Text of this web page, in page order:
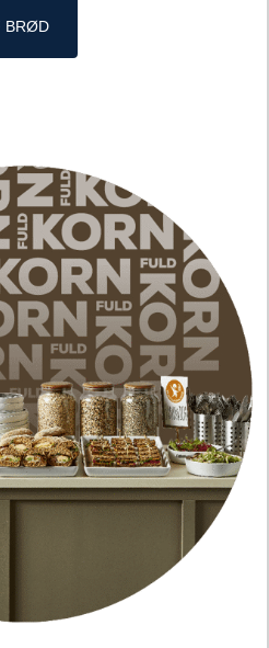
BRØD